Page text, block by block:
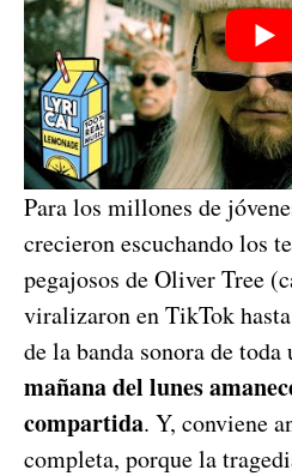
Para los millones de
crecieron escuchando los
pegajosos de Oliver Tree
viralizaron en TikTok
de la banda sonora de toda
mañana del lunes
compartida. Y, conviene
completa, porque la